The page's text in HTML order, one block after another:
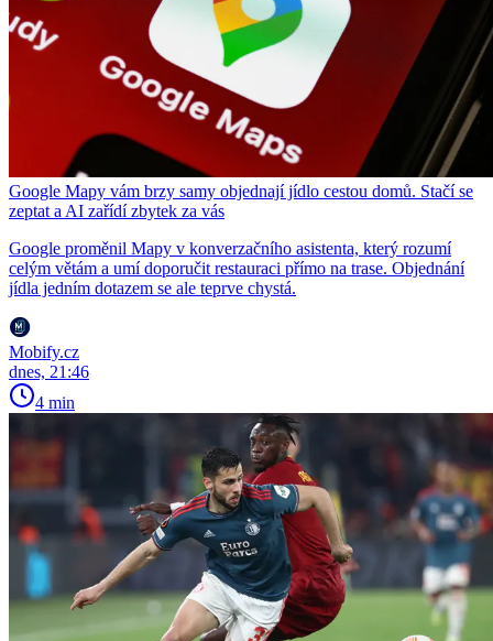
Google Mapy vám brzy samy objednají jídlo cestou domů. Stačí se
zeptat a AI zařídí zbytek za vás
Google proměnil Mapy v konverzačního asistenta, který rozumí
celým větám a umí doporučit restauraci přímo na trase. Objednání
jídla jedním dotazem se ale teprve chystá.
Mobify.cz
dnes, 21:46
4 min